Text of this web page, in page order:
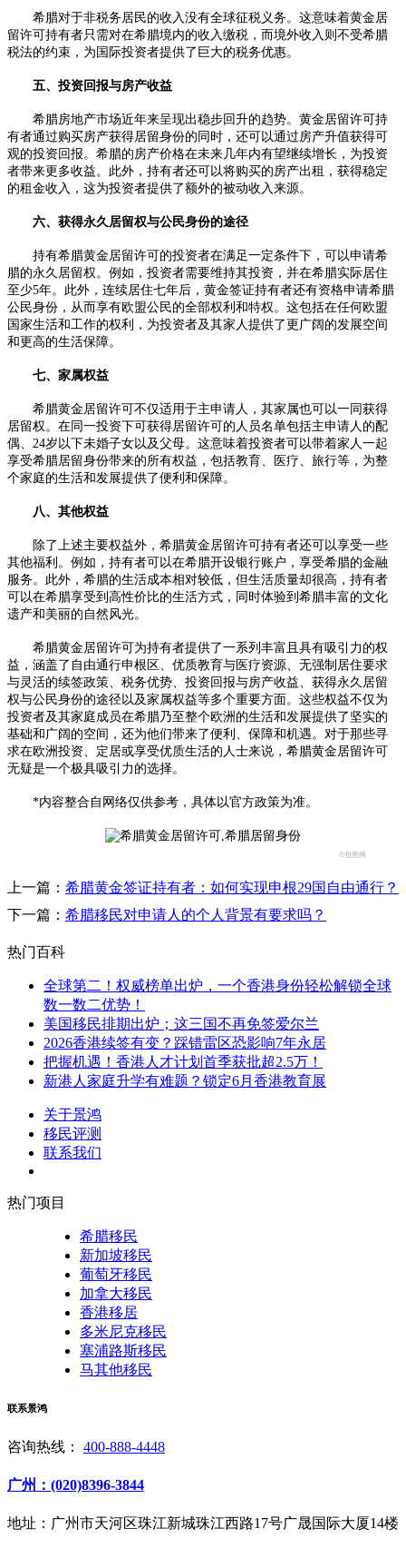
希腊对于非税务居民的收入没有全球征税义务。这意味着黄金居
留许可持有者只需对在希腊境内的收入缴税，而境外收入则不受希腊
税法的约束，为国际投资者提供了巨大的税务优惠。
五、投资回报与房产收益
希腊房地产市场近年来呈现出稳步回升的趋势。黄金居留许可持
有者通过购买房产获得居留身份的同时，还可以通过房产升值获得可
观的投资回报。希腊的房产价格在未来几年内有望继续增长，为投资
者带来更多收益。此外，持有者还可以将购买的房产出租，获得稳定
的租金收入，这为投资者提供了额外的被动收入来源。
六、获得永久居留权与公民身份的途径
持有希腊黄金居留许可的投资者在满足一定条件下，可以申请希
腊的永久居留权。例如，投资者需要维持其投资，并在希腊实际居住
至少5年。此外，连续居住七年后，黄金签证持有者还有资格申请希腊
公民身份，从而享有欧盟公民的全部权利和特权。这包括在任何欧盟
国家生活和工作的权利，为投资者及其家人提供了更广阔的发展空间
和更高的生活保障。
七、家属权益
希腊黄金居留许可不仅适用于主申请人，其家属也可以一同获得
居留权。在同一投资下可获得居留许可的人员名单包括主申请人的配
偶、24岁以下未婚子女以及父母。这意味着投资者可以带着家人一起
享受希腊居留身份带来的所有权益，包括教育、医疗、旅行等，为整
个家庭的生活和发展提供了便利和保障。
八、其他权益
除了上述主要权益外，希腊黄金居留许可持有者还可以享受一些
其他福利。例如，持有者可以在希腊开设银行账户，享受希腊的金融
服务。此外，希腊的生活成本相对较低，但生活质量却很高，持有者
可以在希腊享受到高性价比的生活方式，同时体验到希腊丰富的文化
遗产和美丽的自然风光。
希腊黄金居留许可为持有者提供了一系列丰富且具有吸引力的权
益，涵盖了自由通行申根区、优质教育与医疗资源、无强制居住要求
与灵活的续签政策、税务优势、投资回报与房产收益、获得永久居留
权与公民身份的途径以及家属权益等多个重要方面。这些权益不仅为
投资者及其家庭成员在希腊乃至整个欧洲的生活和发展提供了坚实的
基础和广阔的空间，还为他们带来了便利、保障和机遇。对于那些寻
求在欧洲投资、定居或享受优质生活的人士来说，希腊黄金居留许可
无疑是一个极具吸引力的选择。
*内容整合自网络仅供参考，具体以官方政策为准。
©包图网
上一篇： 希腊黄金签证持有者：如何实现申根29国自由通行？
下一篇： 希腊移民对申请人的个人背景有要求吗？
热门百科
全球第二！权威榜单出炉，一个香港身份轻松解锁全球
数一数二优势！
美国移民排期出炉；这三国不再免签爱尔兰
2026香港续签有变？踩错雷区恐影响7年永居
把握机遇！香港人才计划首季获批超2.5万！
新港人家庭升学有难题？锁定6月香港教育展
关于景鸿
移民评测
联系我们
热门项目
希腊移民
新加坡移民
葡萄牙移民
加拿大移民
香港移居
多米尼克移民
塞浦路斯移民
马其他移民
联系景鸿
咨询热线： 400-888-4448
广州：(020)8396-3844
地址：广州市天河区珠江新城珠江西路17号广晟国际大厦14楼